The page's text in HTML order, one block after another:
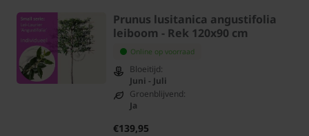
Prunus lusitanica angustifolia
leiboom - Rek 120x90 cm
Online op voorraad
Bloeitijd:
Juni - Juli
Groenblijvend:
Ja
€139,95